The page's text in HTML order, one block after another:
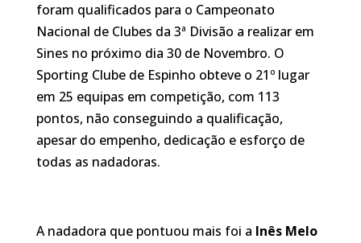
foram qualificados para o Campeonato
Nacional de Clubes da 3ª Divisão a realizar em
Sines no próximo dia 30 de Novembro. O
Sporting Clube de Espinho obteve o 21º lugar
em 25 equipas em competição, com 113
pontos, não conseguindo a qualificação,
apesar do empenho, dedicação e esforço de
todas as nadadoras.
A nadadora que pontuou mais foi a Inês Melo